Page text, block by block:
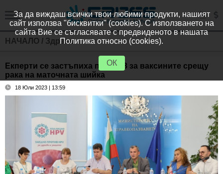
НАЧАЛО / Здраве
Екперти се застъпиха пред МЗ за ваксините срещу
рака на маточната шийка
18 Юли 2023 | 13:59
За да виждаш всички твои любими продукти, нашият
сайт използва "бисквитки" (cookies). С използването на
сайта Вие се съгласявате с предвиденото в нашата
Политика относно (cookies).
ОК